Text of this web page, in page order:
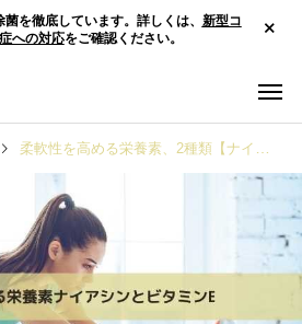
を徹底しています。詳しくは、 新型コ
への対応をご確認ください。
柔軟性を高める栄養素、2種類【ナイアシンとビタミンE】